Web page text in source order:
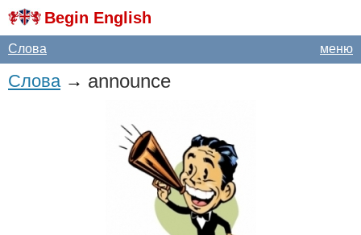
Begin English
меню
Слова
Слова→ announce